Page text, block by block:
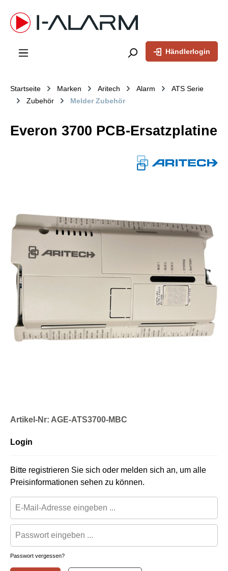
springen
Händlerlogin
Startseite Marken Aritech Alarm
ATS Serie
Zubehör
Melder Zubehör
Everon 3700 PCB-Ersatzplatine
Artikel-Nr: AGE-ATS3700-MBC
Login
Bitte registrieren Sie sich oder melden sich an, um alle
Preisinformationen sehen zu können.
Passwort vergessen?